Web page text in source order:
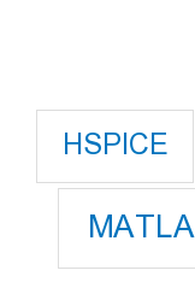
HSPICE